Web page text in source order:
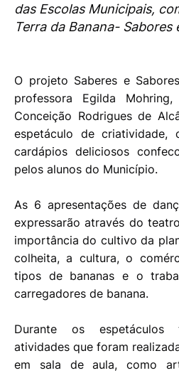
das Escolas Municipais,
Terra da Banana- Sabores
O projeto Saberes e
professora Egilda
Conceição Rodrigues de
espetáculo de criatividade,
cardápios deliciosos
pelos alunos do Município.
As 6 apresentações de
expressarão através do
importância do cultivo da
colheita, a cultura, o
tipos de bananas e o
carregadores de banana.
Durante os espetáculos
atividades que foram
em sala de aula, como